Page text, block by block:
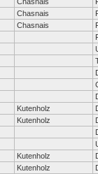
Chasnais
Chasnais
Kutenholz
Kutenholz
Kutenholz
Kutenholz